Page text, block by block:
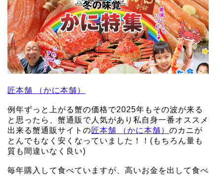
匠本舗 （かに本舗）
例年ずっと上がる蟹の価格で2025年もその波が来る
と思ったら、蟹通販で人気があり私自身一番オススメ
出来る蟹通販サイトの匠本舗 （かに本舗） のカニが
とんでもなく安くなっていました！！(もちろん量も
質も間違いなく良い)
毎年購入して食べていますが、高いお金を出して食べ